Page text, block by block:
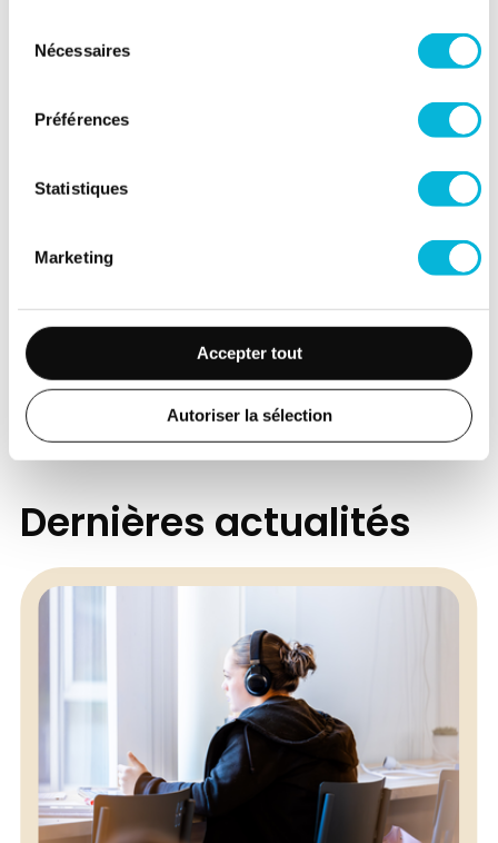
Nécessaires
Préférences
Statistiques
Marketing
Accepter tout
Autoriser la sélection
Nos experts
Service de Pédiatrie
Retour vers toutes nos actualités
Dernières actualités